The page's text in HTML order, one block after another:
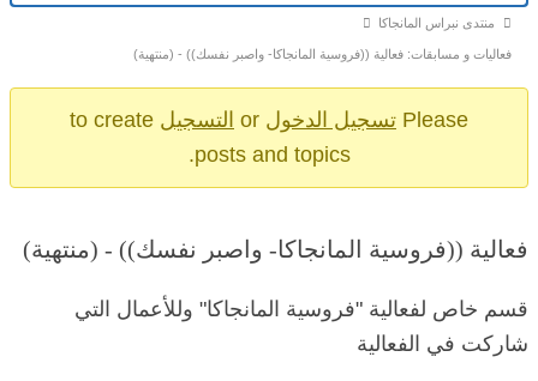
منتدى نبراس المانجاكا
فعاليات و مسابقات: فعالية ((فروسية المانجاكا- واصبر نفسك)) - (منتهية)
Please تسجيل الدخول التسجيل to create
posts and topics.
فعالية ((فروسية المانجاكا- واصبر نفسك)) - (منتهية)
قسم خاص لفعالية "فروسية المانجاكا" وللأعمال التي
شاركت في الفعالية